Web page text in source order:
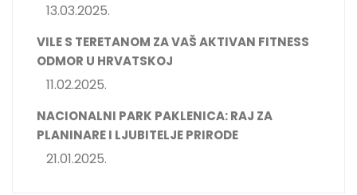
13.03.2025.
VILE S TERETANOM ZA VAŠ AKTIVAN FITNESS
ODMOR U HRVATSKOJ
11.02.2025.
NACIONALNI PARK PAKLENICA: RAJ ZA
PLANINARE I LJUBITELJE PRIRODE
21.01.2025.